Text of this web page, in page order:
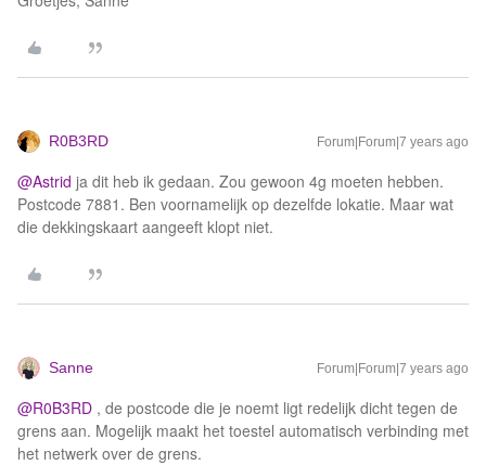
R0B3RD Forum|Forum|7 years ago
@Astrid ja dit heb ik gedaan. Zou gewoon 4g moeten hebben.
Postcode 7881. Ben voornamelijk op dezelfde lokatie. Maar wat
die dekkingskaart aangeeft klopt niet.
Sanne Forum|Forum|7 years ago
@R0B3RD , de postcode die je noemt ligt redelijk dicht tegen de
grens aan. Mogelijk maakt het toestel automatisch verbinding met
het netwerk over de grens.